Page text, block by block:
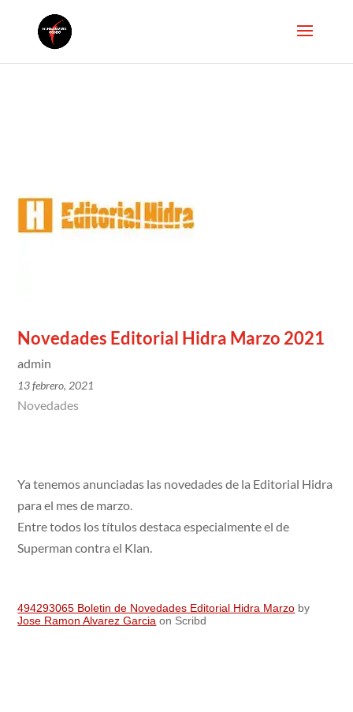
Novedades Editorial Hidra Marzo 2021
admin
13 febrero, 2021
Novedades
Ya tenemos anunciadas las novedades de la Editorial Hidra
para el mes de marzo.
Entre todos los títulos destaca especialmente el de
Superman contra el Klan.
494293065 Boletin de Novedades Editorial Hidra Marzo by
Jose Ramon Alvarez Garcia on Scribd